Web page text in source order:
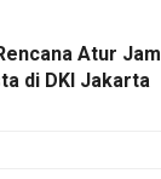
Atur Jam
di DKI Jakarta